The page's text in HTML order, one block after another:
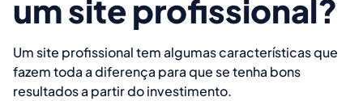
um site profissional?
Um site profissional tem algumas características que
fazem toda a diferença para que se tenha bons
resultados a partir do investimento.